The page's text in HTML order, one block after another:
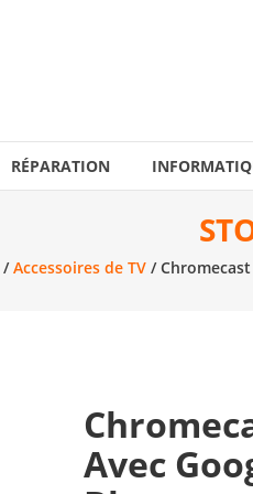
RÉPARATION
/Accessoires de TV / Chromecast
Avec